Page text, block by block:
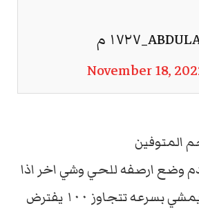
— ABDULAZIZ .. 🇸🇦_١٧٢٧ م
November 18,
المتوفين
وضع ارصفه للحي وشي اخر اذا
خصم المتوفيين يمشي بسرعه تتجاوز ١٠٠ يفترض